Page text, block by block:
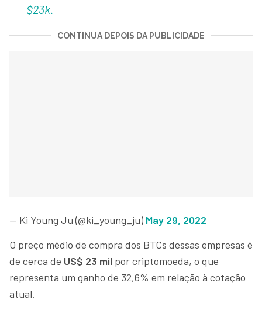
$23k.
CONTINUA DEPOIS DA PUBLICIDADE
— Ki Young Ju (@ki_young_ju) May 29, 2022
O preço médio de compra dos BTCs dessas empresas é
de cerca de US$ 23 mil por criptomoeda, o que
representa um ganho de 32,6% em relação à cotação
atual.